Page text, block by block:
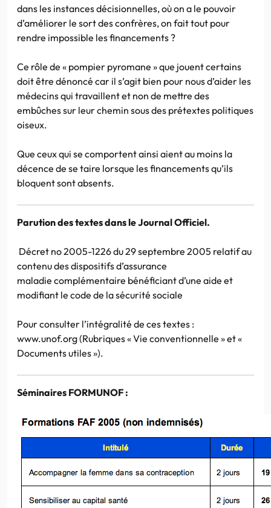
dans les instances décisionnelles, où on a le pouvoir
d’améliorer le sort des confrères, on fait tout pour
rendre impossible les financements ?
Ce rôle de « pompier pyromane » que jouent certains
doit être dénoncé car il s’agit bien pour nous d’aider les
médecins qui travaillent et non de mettre des
embûches sur leur chemin sous des prétextes politiques
oiseux.
Que ceux qui se comportent ainsi aient au moins la
décence de se taire lorsque les financements qu’ils
bloquent sont absents.
Parution des textes dans le Journal Officiel.
Décret no 2005-1226 du 29 septembre 2005 relatif au
contenu des dispositifs d’assurance
maladie complémentaire bénéficiant d’une aide et
modifiant le code de la sécurité sociale
Pour consulter l’intégralité de ces textes :
www.unof.org (Rubriques « Vie conventionnelle » et «
Documents utiles »).
Séminaires FORMUNOF :